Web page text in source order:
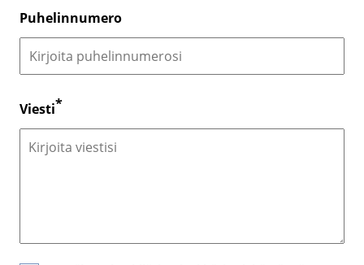
Puhelinnumero
Viesti